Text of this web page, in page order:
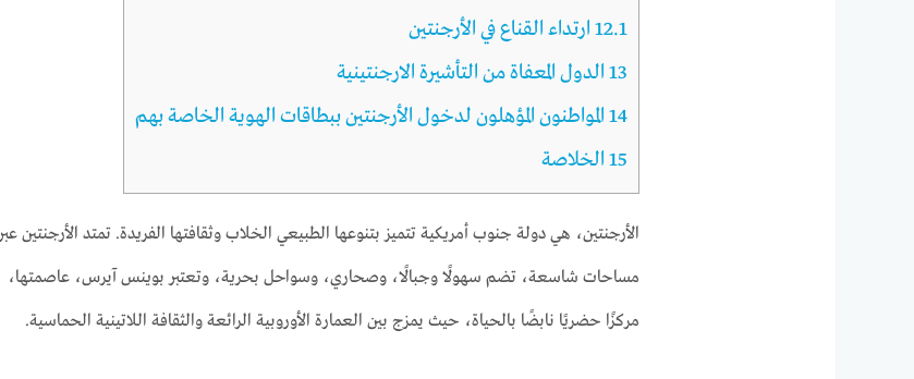
12.1ارتداء القناع في الأرجنتين
13الدول المعفاة من التأشيرة الارجنتينية
14المواطنون المؤهلون لدخول الأرجنتين ببطاقات الهوية الخاصة بهم
15الخلاصة
الأرجنتين، هي دولة جنوب أمريكية تتميز بتنوعها الطبيعي الخلاب وثقافتها الفريدة. تمتد الأرجنتين عبر
مساحات شاسعة، تضم سهولًا وجبالًا، وصحاري، وسواحل بحرية، وتعتبر بوينس آيرس، عاصمتها،
مركزًا حضريًا نابضًا بالحياة، حيث يمزج بين العمارة الأوروبية الرائعة والثقافة اللاتينية الحماسية.